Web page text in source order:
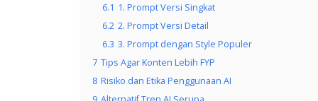
6.1 1. Prompt Versi Singkat
6.2 2. Prompt Versi Detail
6.3 3. Prompt dengan Style Populer
7 Tips Agar Konten Lebih FYP
8 Risiko dan Etika Penggunaan AI